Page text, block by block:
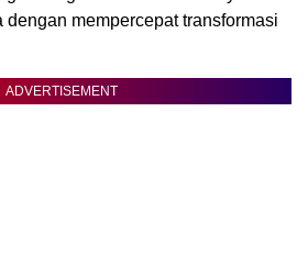
dengan mempercepat transformasi
ADVERTISEMENT